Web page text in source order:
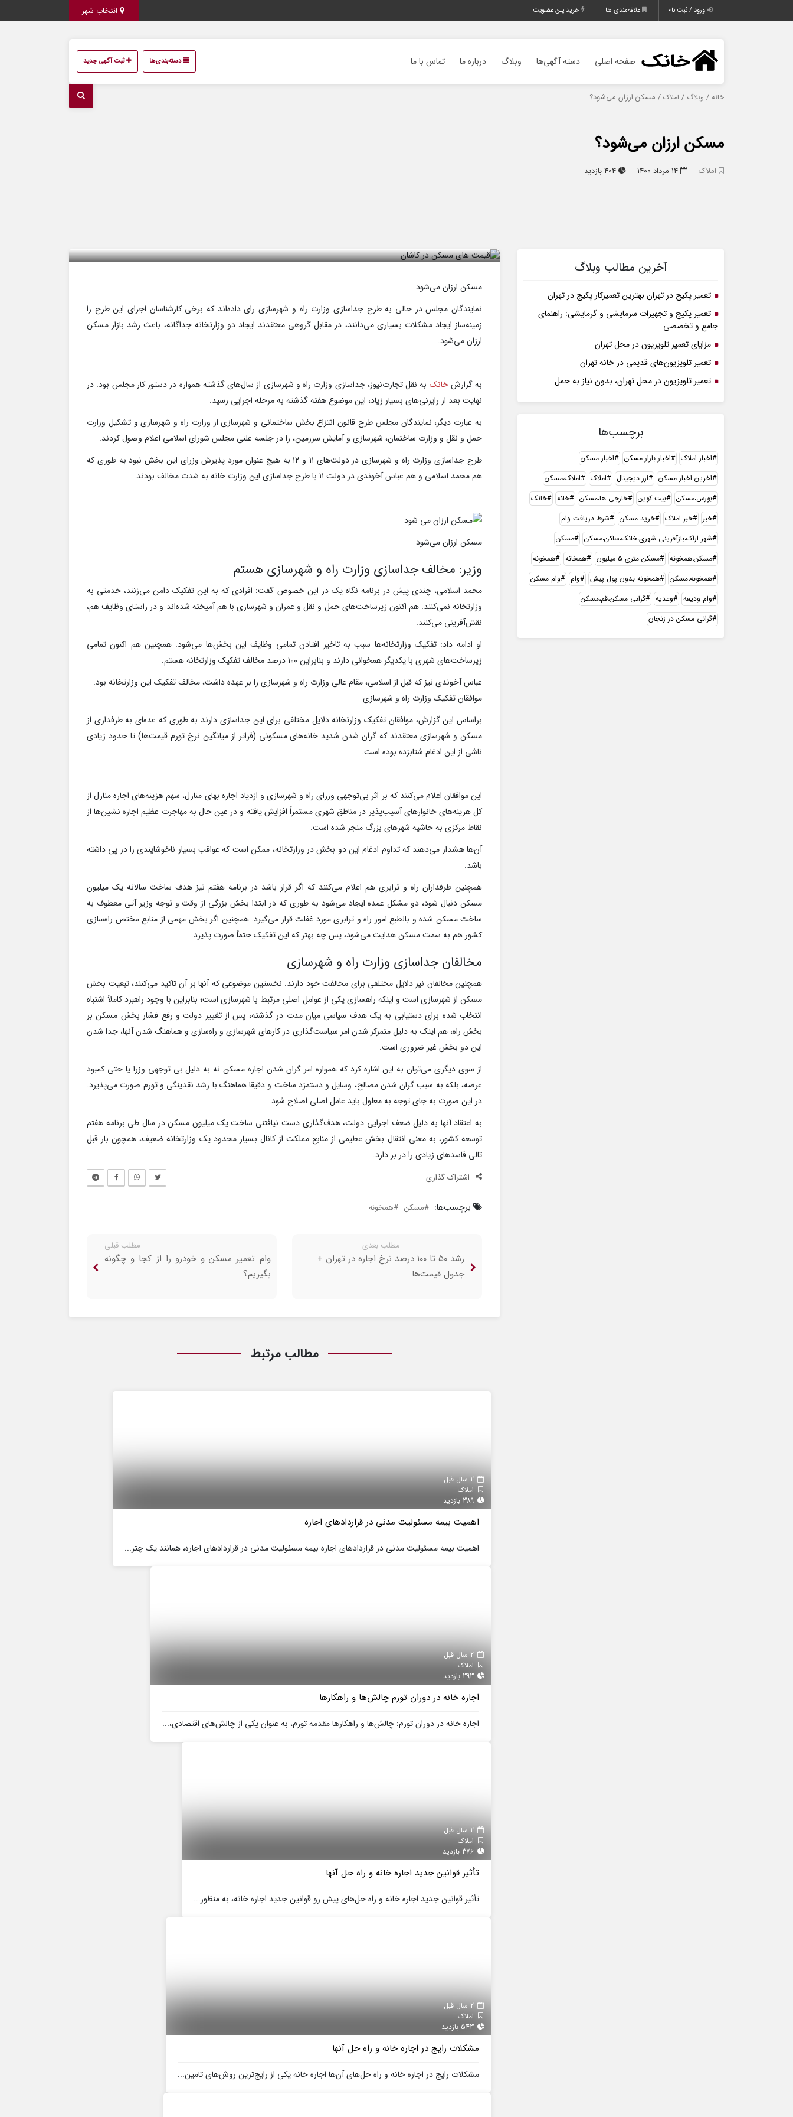
ورود / ثبت نام علاقه‌مندی ها خرید پلن عضویت
صفحه اصلی دسته آگهی‌ها وبلاگ درباره ما تماس با ما دسته‌بندی‌ها ثبت آگهی جدید
خانه / وبلاگ / املاک / مسکن ارزان می‌شود؟
مسکن ارزان می‌شود؟
املاک
آخرین مطالب وبلاگ
تعمیر پکیج در تهران بهترین تعمیرکار پکیج در تهران
تعمیر پکیج و تجهیزات سرمایشی و گرمایشی: راهنمای
جامع و تخصصی
مزایای تعمیر تلویزیون در محل تهران
تعمیر تلویزیون‌های قدیمی در خانه تهران
تعمیر تلویزیون در محل تهران، بدون نیاز به حمل
برچسب‌ها
اخبار املاک اخبار بازار مسکن
اخبار مسکن
اخرین اخبار مسکن
ارز دیجیتال املاک
املاک،مسکن
بورس،مسکن
بیت کوین خارجی ها،مسکن خانه
خانک
خبر
خبر املاک خرید مسکن
شرط دریافت وام
شهر اراک،بازآفرینی شهری،خانک،ساکن،مسکن
مسکن
مسکن،همخونه
مسکن متری ۵ میلیون همخانه
همخونه
همخونه،مسکن
همخونه بدون پول پیش وام
وام مسکن
وام ودیعه
وعدیه
گرانی مسکن،قم،مسکن
گرانی مسکن در زنجان
مسکن ارزان می‌شود
نمایندگان مجلس در حالی به طرح جداسازی وزارت راه و شهرسازی رای داده‌اند که برخی کارشناسان اجرای‌ این طرح را
زمینه‌ساز ایجاد مشکلات بسیاری می‌دانند، در مقابل گروهی معتقدند ایجاد دو وزارتخانه جداگانه، باعث رشد بازار مسکن
ارزان می‌شود.
به گزارشخانک به نقل تجارت‌نیوز، جداسازی وزارت راه و شهرسازی از سال‌های گذشته همواره در دستور کار مجلس بود. در
نهایت بعد از رایزنی‌های بسیار زیاد، این موضوع هفته گذشته به مرحله اجرایی رسید.
به عبارت دیگر، نمایندگان مجلس طرح قانون انتزاع بخش ساختمانی و شهرسازی از وزارت راه و شهرسازی و تشکیل وزارت
حمل و نقل و وزارت ساختمان، شهرسازی و آمایش سرزمین، را در جلسه علنی مجلس شورای اسلامی اعلام وصول کردند.
طرح جداسازی وزارت راه و شهرسازی در دولت‌های ۱۱ و ۱۲ به هیچ عنوان مورد پذیرش وزرای این بخش نبود به طوری که
هم محمد اسلامی و هم عباس آخوندی در دولت ۱۱ با طرح جداسازی این وزارت خانه به شدت مخالف بودند.
مسکن ارزان می‌شود
وزیر: مخالف جداسازی وزارت راه و شهرسازی هستم
محمد اسلامی، چندی پیش در برنامه نگاه یک در این خصوص گفت: افرادی که به این تفکیک دامن می‌زنند، خدمتی به
وزارتخانه نمی‌کنند. هم اکنون زیرساخت‌های حمل و نقل و عمران و شهرسازی با هم آمیخته شده‌اند و در راستای وظایف هم،
نقش‌آفرینی می‌کنند.
او ادامه داد: تفکیک وزارتخانه‌ها سبب به تاخیر افتادن تمامی وظایف این بخش‌ها می‌شود. همچنین هم اکنون تمامی
زیرساخت‌های شهری با یکدیگر همخوانی دارند و بنابراین ۱۰۰ درصد مخالف تفکیک وزارتخانه هستم.
عباس آخوندی نیز که قبل از اسلامی، مقام عالی وزارت راه و شهرسازی را بر عهده داشت، مخالف تفکیک این وزارتخانه بود.
موافقان تفکیک وزارت راه و شهرسازی
براساس این گزارش، موافقان تفکیک وزارتخانه دلایل مختلفی برای این جداسازی دارند به طوری که عده‌ای به طرفداری از
مسکن و شهرسازی معتقدند که گران شدن شدید خانه‌های مسکونی (فراتر از میانگین نرخ تورم قیمت‌ها) تا حدود زیادی
ناشی از این ادغام شتابزده بوده است.
این موافقان اعلام می‌کنند که بر اثر بی‌توجهی وزرای راه و شهرسازی و ازدیاد اجاره بهای منازل، سهم هزینه‌های اجاره‌ منازل از
کل هزینه‌های خانوار‌های آسیب‌پذیر در مناطق شهری مستمراً افزایش یافته و در عین حال به مهاجرت عظیم اجاره نشین‌ها از
نقاط مرکزی به حاشیه شهر‌های بزرگ منجر شده است.
آن‌ها هشدار می‌دهند که تداوم ادغام این دو بخش در وزارتخانه، ممکن است که عواقب بسیار ناخوشایندی را در پی داشته
باشد.
همچنین طرفداران راه و ترابری هم اعلام می‌کنند که اگر قرار باشد در برنامه هفتم نیز هدف ساخت سالانه یک میلیون
مسکن دنبال شود، دو مشکل عمده ایجاد می‌شود به طوری که در ابتدا بخش بزرگی از وقت و توجه وزیر آتی معطوف به
ساخت مسکن شده و بالطبع امور راه و ترابری مورد غفلت قرار می‌گیرد. همچنین اگر بخش مهمی از منابع مختص راه‌سازی
کشور هم به سمت مسکن هدایت می‌شود، پس چه بهتر که این تفکیک حتماً صورت پذیرد.
مخالفان جداسازی وزارت راه و شهرسازی
همچنین مخالفان نیز دلایل مختلفی برای مخالفت خود دارند. نخستین موضوعی که آنها بر آن تاکید می‌کنند، تبعیت بخش
مسکن از شهرسازی است و اینکه راهسازی یکی از عوامل اصلی مرتبط با شهرسازی است؛ بنابراین با وجود راهبرد کاملاً اشتباه
انتخاب شده برای دستیابی به یک هدف سیاسی میان مدت در گذشته، پس از تغییر دولت و رفع فشار بخش مسکن بر
بخش راه، هم اینک به دلیل متمرکز شدن امر سیاست‌گذاری در کار‌های شهرسازی و راه‌سازی و هماهنگ شدن آنها، جدا شدن
این دو بخش غیر ضروری است.
از سوی دیگری می‌توان به این اشاره کرد که همواره امر گران شدن اجاره مسکن نه به دلیل بی توجهی وزرا یا حتی کمبود
عرضه، بلکه به سبب گران شدن مصالح، وسایل و دستمزد ساخت و دقیقا هماهنگ با رشد نقدینگی و تورم صورت می‌پذیرد.
در این صورت به جای توجه به معلول باید عامل اصلی اصلاح شود.
به اعتقاد آنها به دلیل ضعف اجرایی دولت، هدف‌گذاری دست نیافتنی ساخت یک میلیون مسکن در سال طی برنامه هفتم
توسعه کشور، به معنی انتقال بخش عظیمی از منابع مملکت از کانال بسیار محدود یک وزارتخانه ضعیف، همچون بار قبل
تالی فاسد‌های زیادی را در بر دارد.
اشتراک گذاری
برچسب‌ها: مسکن همخونه
مطلب قبلی
وام تعمیر مسکن و خودرو را از کجا و چگونه
بگیریم؟
مطلب بعدی
رشد ۵۰ تا ۱۰۰ درصد نرخ‌ اجاره در تهران +
جدول قیمت‌ها
مطالب مرتبط
املاک
اهمیت بیمه مسئولیت مدنی در قراردادهای اجاره
اهمیت بیمه مسئولیت مدنی در قراردادهای اجاره بیمه مسئولیت مدنی در قراردادهای اجاره، همانند یک چتر...
املاک
اجاره خانه در دوران تورم چالش‌ها و راهکارها
اجاره خانه در دوران تورم: چالش‌ها و راهکارها مقدمه تورم، به عنوان یکی از چالش‌های اقتصادی،...
املاک
تأثیر قوانین جدید اجاره خانه و راه حل‌ آنها
تأثیر قوانین جدید اجاره خانه و راه حل‌های پیش رو قوانین جدید اجاره خانه، به منظور...
املاک
مشکلات رایج در اجاره خانه و راه حل آنها
مشکلات رایج در اجاره خانه و راه حل‌های آن‌ها اجاره خانه یکی از رایج‌ترین روش‌های تامین...